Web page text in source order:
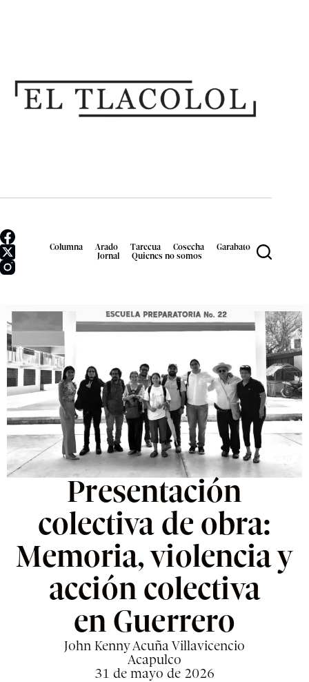
Columna Arado Tarecua Cosecha
Garabato
Jornal
Quienes no somos
Presentación
colectiva de obra:
Memoria, violencia y
acción colectiva
en Guerrero
John Kenny Acuña Villavicencio
Acapulco
31 de mayo de 2026